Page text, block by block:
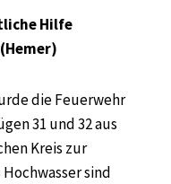
Hilfe
die Feuerwehr
31 und 32 aus
Kreis zur
sind